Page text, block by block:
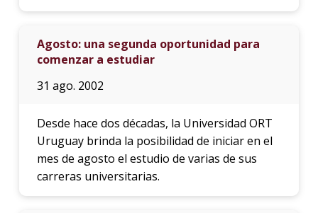
Agosto: una segunda oportunidad para
comenzar a estudiar
31 ago. 2002
Desde hace dos décadas, la Universidad ORT
Uruguay brinda la posibilidad de iniciar en el
mes de agosto el estudio de varias de sus
carreras universitarias.